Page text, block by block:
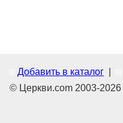
Добавить в каталог
© Церкви.com 2003-2026